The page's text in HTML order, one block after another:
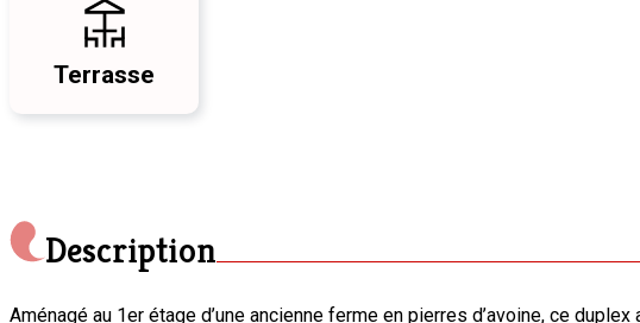
Terrasse
Description
Aménagé au 1er étage d’une ancienne ferme en pierres d’avoine, ce duplex